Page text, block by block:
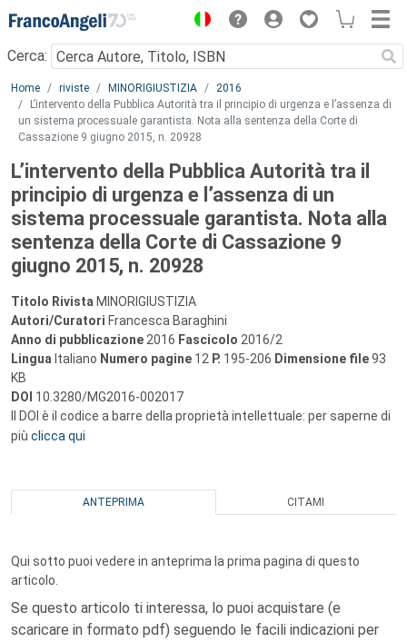
Menu
Cerca:
Main content
Home riviste MINORIGIUSTIZIA
2016
L’intervento della Pubblica Autorità tra il principio di urgenza e l’assenza di
un sistema processuale garantista. Nota alla sentenza della Corte di
Cassazione 9 giugno 2015, n. 20928
L’intervento della Pubblica Autorità tra il
principio di urgenza e l’assenza di un
sistema processuale garantista. Nota alla
sentenza della Corte di Cassazione 9
giugno 2015, n. 20928
Titolo Rivista MINORIGIUSTIZIA
Autori/Curatori Francesca Baraghini
Anno di pubblicazione 2016 Fascicolo 2016/2
Lingua Italiano Numero pagine 12 P. 195-206 Dimensione file93
KB
DOI 10.3280/MG2016-002017
Il DOI è il codice a barre della proprietà intellettuale: per saperne di
più clicca qui
ANTEPRIMA CITAMI
Qui sotto puoi vedere in anteprima la prima pagina di questo
articolo.
Se questo articolo ti interessa, lo puoi acquistare (e
scaricare in formato pdf) seguendo le facili indicazioni per